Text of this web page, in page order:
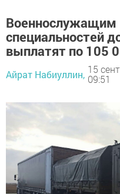
Военнослужащим
специальностей
выплатят по 105
Айрат Набиуллин, 15
09:51